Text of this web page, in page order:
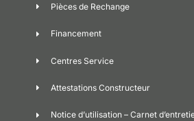
Pièces de Rechange
Financement
Centres Service
Attestations Constructeur
Notice d’utilisation – Carnet